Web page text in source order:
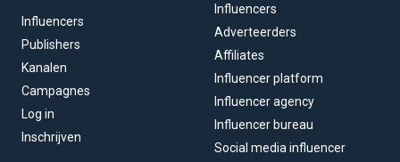
Influencers
Publishers
Kanalen
Campagnes
Log in
Inschrijven
Influencers
Adverteerders
Affiliates
Influencer platform
Influencer agency
Influencer bureau
Social media influencer